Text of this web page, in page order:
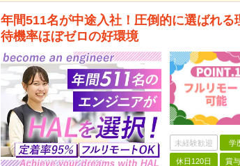
年間511名が中途入社！圧倒的に選ばれ
待機率ほぼゼロの好環境
未経験歓迎 学
休日120日 賞